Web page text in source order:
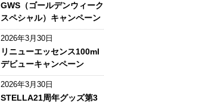
GWS（ゴールデンウィーク
スペシャル）キャンペーン
2026年3月30日
リニューエッセンス100ml
デビューキャンペーン
2026年3月30日
STELLA21周年グッズ第3